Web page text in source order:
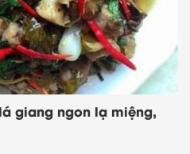
giang ngon lạ miệng,
độc quyền và
hời nhé!
Mua 1 tặng
ngày
& Lazada